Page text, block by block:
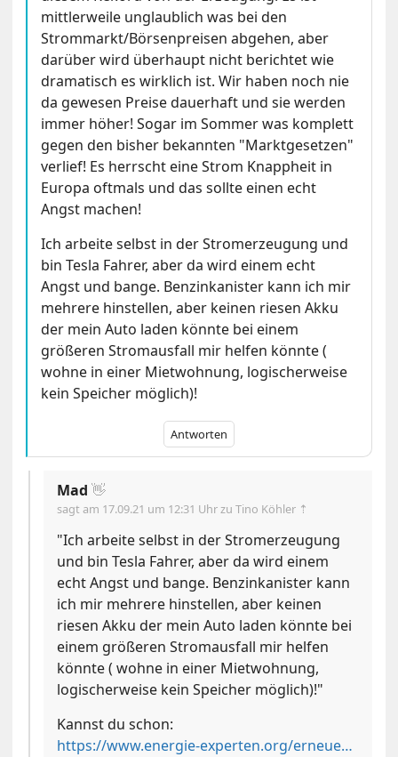
mittlerweile unglaublich was bei den
Strommarkt/Börsenpreisen abgehen, aber
darüber wird überhaupt nicht berichtet wie
dramatisch es wirklich ist. Wir haben noch nie
da gewesen Preise dauerhaft und sie werden
immer höher! Sogar im Sommer was komplett
gegen den bisher bekannten "Marktgesetzen"
verlief! Es herrscht eine Strom Knappheit in
Europa oftmals und das sollte einen echt
Angst machen!
Ich arbeite selbst in der Stromerzeugung und
bin Tesla Fahrer, aber da wird einem echt
Angst und bange. Benzinkanister kann ich mir
mehrere hinstellen, aber keinen riesen Akku
der mein Auto laden könnte bei einem
größeren Stromausfall mir helfen könnte (
wohne in einer Mietwohnung, logischerweise
kein Speicher möglich)!
Antworten
Mad 👋
sagt am 17.09.21 um 12:31 Uhrzu Tino Köhler ⇡
"Ich arbeite selbst in der Stromerzeugung
und bin Tesla Fahrer, aber da wird einem
echt Angst und bange. Benzinkanister kann
ich mir mehrere hinstellen, aber keinen
riesen Akku der mein Auto laden könnte bei
einem größeren Stromausfall mir helfen
könnte ( wohne in einer Mietwohnung,
logischerweise kein Speicher möglich)!"
Kannst du schon:
https://www.energie-experten.org/erneuerbare-energien/photovoltaik/eigenverbrauch/strom-cloud